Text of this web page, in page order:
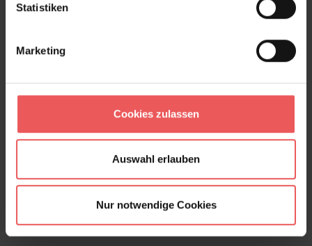
Statistiken
Marketing
Cookies zulassen
Auswahl erlauben
Nur notwendige Cookies
Seascape, winter